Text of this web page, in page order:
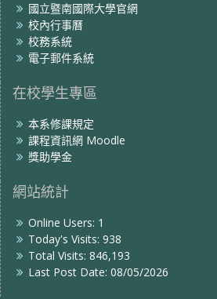
國立暨南國際大學官網
校內行事曆
校務系統
電子郵件系統
在校學生專區
本系修課規定
課程資訊網 Moodle
獎助學金
網站統計
Online Users: 1
Today's Visits: 938
Total Visits: 846,193
Last Post Date: 08/05/2026